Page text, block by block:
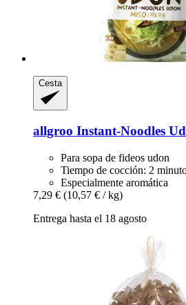
Cesta
allgroo Instant-​Noodles
Para sopa de fideos udon
Tiempo de cocción: 2
Especialmente aromática
7,29 € (10,57 € / kg)
Entrega hasta el 18 agosto